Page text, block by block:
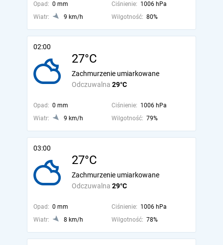
Opad: 0 mm Ciśnienie: 1006 hPa
Wiatr:
9 km/h Wilgotność: 80%
02:00
27°C
Odczuwalna 29°C
Zachmurzenie umiarkowane
Opad: 0 mm Ciśnienie: 1006 hPa
Wiatr:
9 km/h Wilgotność: 79%
03:00
27°C
Odczuwalna 29°C
Zachmurzenie umiarkowane
Opad: 0 mm Ciśnienie: 1006 hPa
Wiatr:
8 km/h Wilgotność: 78%